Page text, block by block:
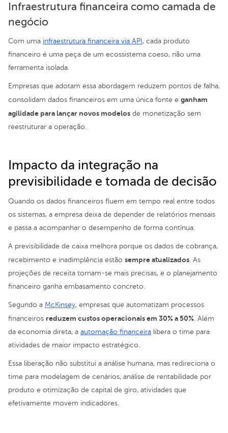
Infraestrutura financeira como camada de
negócio
Com uma infraestrutura financeira via API , cada produto
financeiro é uma peça de um ecossistema coeso, não uma
ferramenta isolada.
Empresas que adotam essa abordagem reduzem pontos de falha,
consolidam dados financeiros em uma única fonte e ganham
agilidade para lançar novos modelos de monetização sem
reestruturar a operação.
Impacto da integração na
previsibilidade e tomada de decisão
Quando os dados financeiros fluem em tempo real entre todos
os sistemas, a empresa deixa de depender de relatórios mensais
e passa a acompanhar o desempenho de forma contínua.
A previsibilidade de caixa melhora porque os dados de cobrança,
recebimento e inadimplência estão sempre atualizados. As
projeções de receita tornam-se mais precisas, e o planejamento
financeiro ganha embasamento concreto.
Segundo a McKinsey, empresas que automatizam processos
financeiros reduzem custos operacionais em 30% a 50%. Além
da economia direta, a automação financeira libera o time para
atividades de maior impacto estratégico.
Essa liberação não substitui a análise humana, mas redireciona o
time para modelagem de cenários, análise de rentabilidade por
produto e otimização de capital de giro, atividades que
efetivamente movem indicadores.